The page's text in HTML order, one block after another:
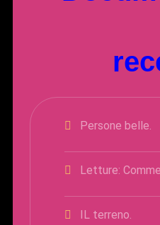
Persone belle.
Letture:
IL terreno.